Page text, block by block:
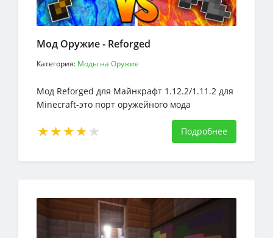
Мод Оружие - Reforged
Категория: Моды на Оружие
Мод Reforged для Майнкрафт 1.12.2/1.11.2 для
Minecraft-это порт оружейного мода
Balkon для версий 1.12.2 и 1.11.2
Подробнее